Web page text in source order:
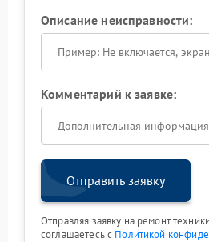
Описание неисправности:
Комментарий к заявке:
Отправить заявку
Отправляя заявку на ремонт
соглашаетесь с Политикой